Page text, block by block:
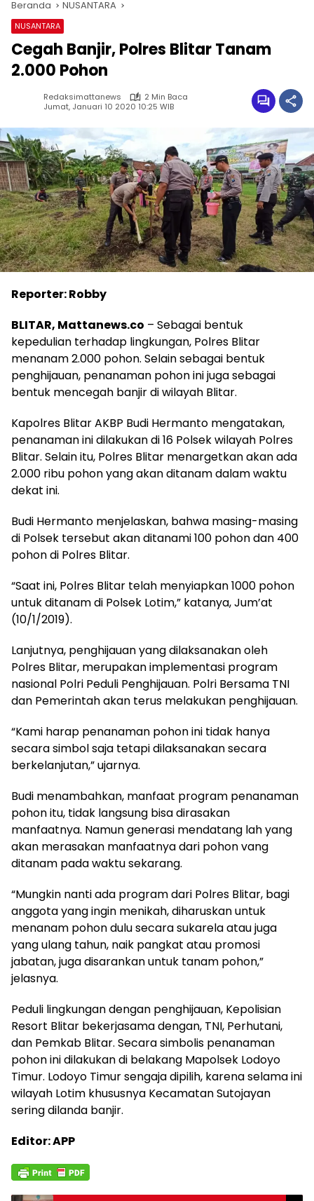
Beranda NUSANTARA
NUSANTARA
Cegah Banjir, Polres Blitar Tanam
2.000 Pohon
Redaksimattanews
2 Min Baca
Jumat, Januari 10 2020 10:25 WIB
Reporter: Robby
BLITAR, Mattanews.co – Sebagai bentuk
kepedulian terhadap lingkungan, Polres Blitar
menanam 2.000 pohon. Selain sebagai bentuk
penghijauan, penanaman pohon ini juga sebagai
bentuk mencegah banjir di wilayah Blitar.
Kapolres Blitar AKBP Budi Hermanto mengatakan,
penanaman ini dilakukan di 16 Polsek wilayah Polres
Blitar. Selain itu, Polres Blitar menargetkan akan ada
2.000 ribu pohon yang akan ditanam dalam waktu
dekat ini.
Budi Hermanto menjelaskan, bahwa masing-masing
di Polsek tersebut akan ditanami 100 pohon dan 400
pohon di Polres Blitar.
“Saat ini, Polres Blitar telah menyiapkan 1000 pohon
untuk ditanam di Polsek Lotim,” katanya, Jum’at
(10/1/2019).
Lanjutnya, penghijauan yang dilaksanakan oleh
Polres Blitar, merupakan implementasi program
nasional Polri Peduli Penghijauan. Polri Bersama TNI
dan Pemerintah akan terus melakukan penghijauan.
“Kami harap penanaman pohon ini tidak hanya
secara simbol saja tetapi dilaksanakan secara
berkelanjutan,” ujarnya.
Budi menambahkan, manfaat program penanaman
pohon itu, tidak langsung bisa dirasakan
manfaatnya. Namun generasi mendatang lah yang
akan merasakan manfaatnya dari pohon vang
ditanam pada waktu sekarang.
“Mungkin nanti ada program dari Polres Blitar, bagi
anggota yang ingin menikah, diharuskan untuk
menanam pohon dulu secara sukarela atau juga
yang ulang tahun, naik pangkat atau promosi
jabatan, juga disarankan untuk tanam pohon,”
jelasnya.
Peduli lingkungan dengan penghijauan, Kepolisian
Resort Blitar bekerjasama dengan, TNI, Perhutani,
dan Pemkab Blitar. Secara simbolis penanaman
pohon ini dilakukan di belakang Mapolsek Lodoyo
Timur. Lodoyo Timur sengaja dipilih, karena selama ini
wilayah Lotim khususnya Kecamatan Sutojayan
sering dilanda banjir.
Editor: APP